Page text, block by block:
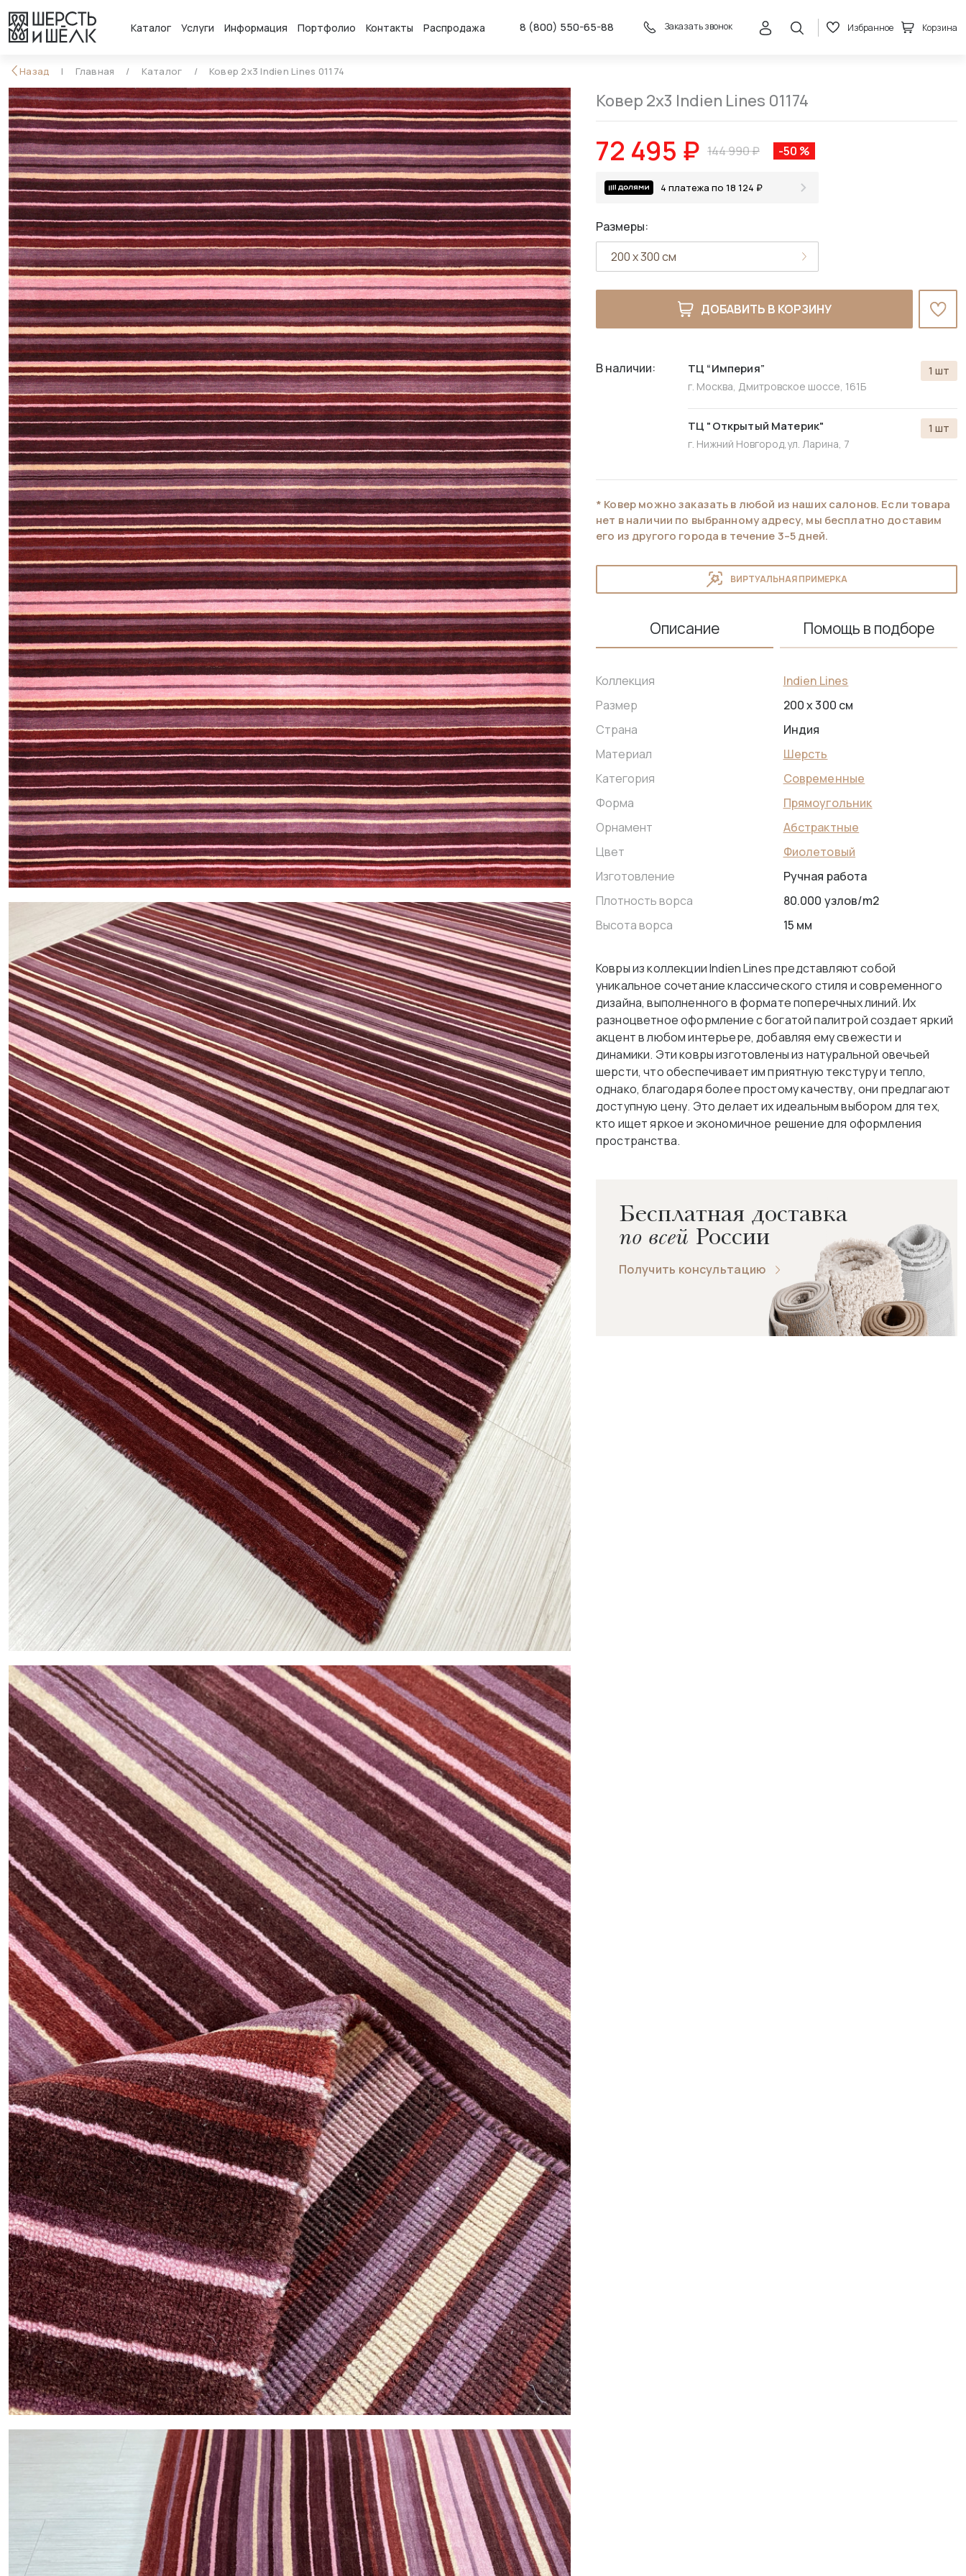
Каталог Услуги Информация Портфолио Контакты Распродажа 8 (800) 550-65-88 Заказать звонок Избранное Корзина
Назад Главная Каталог Ковер 2x3 Indien Lines 01174
Ковер 2x3 Indien Lines 01174
72 495 ₽ 144 990 ₽ -50 %
4 платежа по 18 124 ₽
Размеры:
ДОБАВИТЬ В КОРЗИНУ
В наличии: ТЦ “Империя”
г. Москва, Дмитровское шоссе, 161Б
1 шт
ТЦ "Открытый Материк"
г. Нижний Новгород,ул. Ларина, 7
1 шт
* Ковер можно заказать в любой из наших салонов. Если товара
нет в наличии по выбранному адресу, мы бесплатно доставим
его из другого города в течение 3–5 дней.
ВИРТУАЛЬНАЯ ПРИМЕРКА
Описание Помощь в подборе
Коллекция
Indien Lines
Размер
200 x 300 см
Страна
Индия
Материал
Шерсть
Категория
Современные
Форма
Прямоугольник
Орнамент
Абстрактные
Цвет
Фиолетовый
Изготовление
Ручная работа
Плотность ворса
80.000 узлов/m2
Высота ворса
15 мм
Ковры из коллекции Indien Lines представляют собой
уникальное сочетание классического стиля и современного
дизайна, выполненного в формате поперечных линий. Их
разноцветное оформление с богатой палитрой создает яркий
акцент в любом интерьере, добавляя ему свежести и
динамики. Эти ковры изготовлены из натуральной овечьей
шерсти, что обеспечивает им приятную текстуру и тепло,
однако, благодаря более простому качеству, они предлагают
доступную цену. Это делает их идеальным выбором для тех,
кто ищет яркое и экономичное решение для оформления
пространства.
Бесплатная доставка
по всей России
Получить консультацию